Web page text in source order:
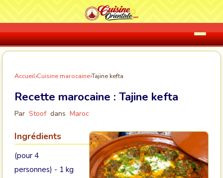
Accueil›Cuisine marocaine›Tajine kefta
Recette marocaine : Tajine kefta
Par Stoof dans Maroc
Ingrédients
(pour 4
personnes) - 1 kg